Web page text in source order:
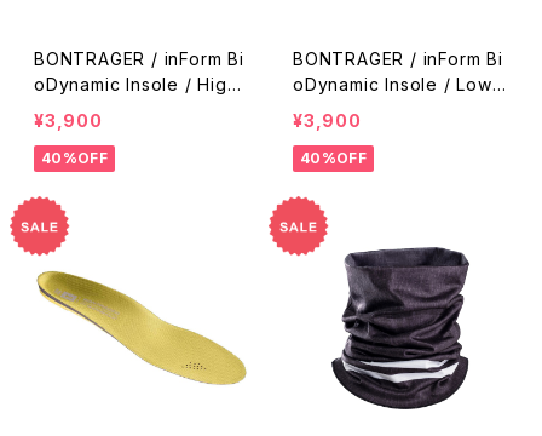
BONTRAGER / inForm Bi
oDynamic Insole / High
Arch
¥3,900
40%OFF
BONTRAGER / inForm Bi
oDynamic Insole / Low
Arch
¥3,900
40%OFF